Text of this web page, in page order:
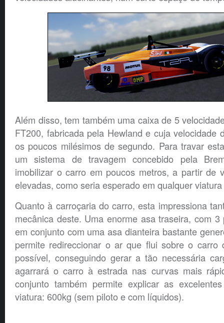
Além disso, tem também uma caixa de 5
FT200, fabricada pela Hewland e cuja velocidade
os poucos milésimos de segundo. Para travar
um sistema de travagem concebido pela
imobilizar o carro em poucos metros, a partir de
elevadas, como seria esperado em qualquer
Quanto à carroçaria do carro, esta impressiona
mecânica deste. Uma enorme asa traseira, com 3
em conjunto com uma asa dianteira bastante
permite redireccionar o ar que flui sobre o carro
possível, conseguindo gerar a tão necessária
agarrará o carro à estrada nas curvas mais
conjunto também permite explicar as
viatura: 600kg (sem piloto e com líquidos).